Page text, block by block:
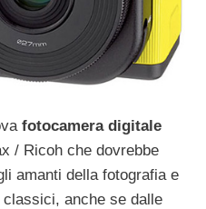
fotocamera digitale
/ Ricoh che dovrebbe
amanti della fotografia e
anche se dalle